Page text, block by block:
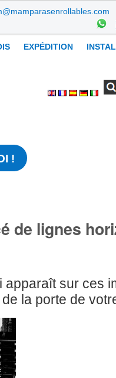
EXPÉDITION
!
de lignes
apparaît sur ces
la porte de